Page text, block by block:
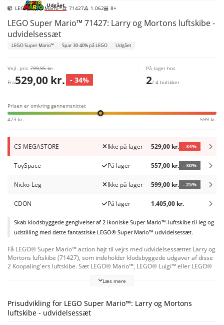
Udgået
LEGO Super Mario™ 71427 1.062 8+
LEGO Super Mario™ 71427: Larry og Mortons luftskibe -
udvidelsessæt
LEGO Super Mario™ Spar 30-40% på LEGO Udgået
Vejl. pris 799,95 kr.
Fra529,00 kr. - 34%
På lager hos
2/ 4 butikker
Prisen er omkring gennemsnittet
473 kr. 599 kr.
CS MEGASTORE Ikke på lager 529,00 kr. - 34%
ToySpace På lager 557,00 kr. - 30%
Nicko-Leg Ikke på lager 599,00 kr. - 25%
CDON På lager 1.405,00 kr.
Skab klodsbyggede gengivelser af 2 ikoniske Super Mario™-luftskibe til leg og
udstilling med dette fantastiske LEGO® Super Mario™ udvidelsessæt.
Få LEGO® Super Mario™ action højt til vejrs med udvidelsessættet Larry og
Mortons luftskibe (71427), som indeholder klodsbyggede udgaver af disse
2 Koopaling'ers luftskibe. Sæt LEGO® Mario™, LEGO® Luigi™ eller LEGO®
for at aktivere lydeffekter og udkæmpe en virtuel kanonkamp. Mortons
bane. Bemærk: Startbanesæt 71360, 71387 eller 71403 er påkrævet til
interaktiv leg og spil. Ikoniske karakterer
Legesættet vil være en fantastisk gave til børn fra 8 år og indeholder 3
Læs mere
Prisudvikling for LEGO Super Mario™: Larry og Mortons
luftskibe - udvidelsessæt